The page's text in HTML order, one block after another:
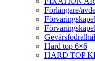
Förlängare/
Hard top 6×6
HARD TOP